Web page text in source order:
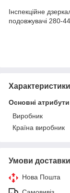
Інспекційне
подовжувачі 280-
Характеристики
Основні атрибути
Виробник
Країна виробник
Умови доставки
Нова Пошта